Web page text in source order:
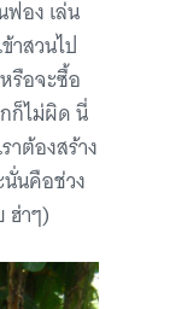
ฟอง เล่น
าสวนไป
รือจะซื้อ
ก็ไม่ผิด นี่
าต้องสร้าง
นคือช่วง
ฮ่าๆ)